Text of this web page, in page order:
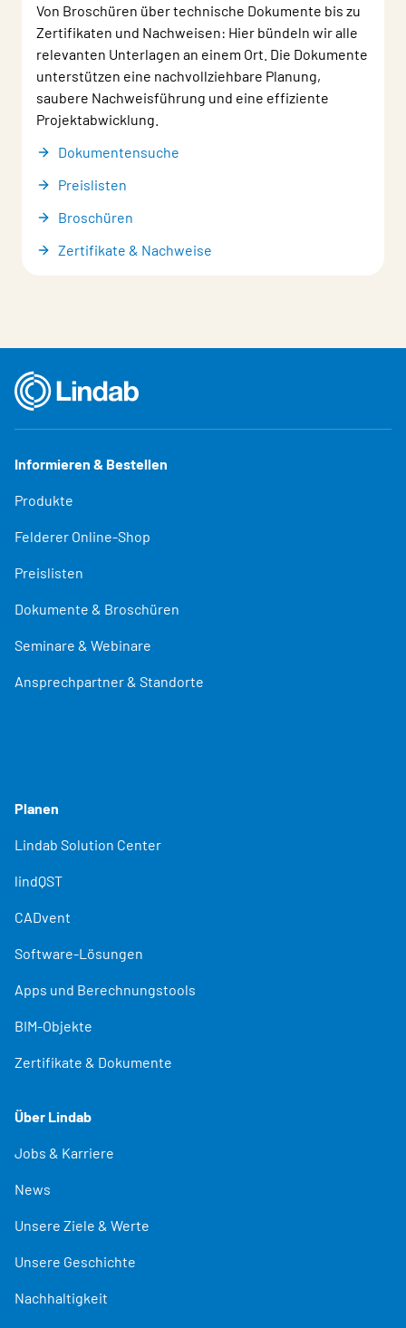
Von Broschüren über technische Dokumente bis zu
Zertifikaten und Nachweisen: Hier bündeln wir alle
relevanten Unterlagen an einem Ort. Die Dokumente
unterstützen eine nachvollziehbare Planung,
saubere Nachweisführung und eine effiziente
Projektabwicklung.
Dokumentensuche
Preislisten
Broschüren
Zertifikate & Nachweise
Informieren & Bestellen
Produkte
Felderer Online-Shop
Preislisten
Dokumente & Broschüren
Seminare & Webinare
Ansprechpartner & Standorte
Planen
Lindab Solution Center
lindQST
CADvent
Software-Lösungen
Apps und Berechnungstools
BIM-Objekte
Zertifikate & Dokumente
Über Lindab
Jobs & Karriere
News
Unsere Ziele & Werte
Unsere Geschichte
Nachhaltigkeit